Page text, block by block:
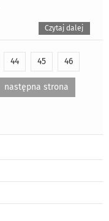
Czytaj dalej
44 45 46
następna strona